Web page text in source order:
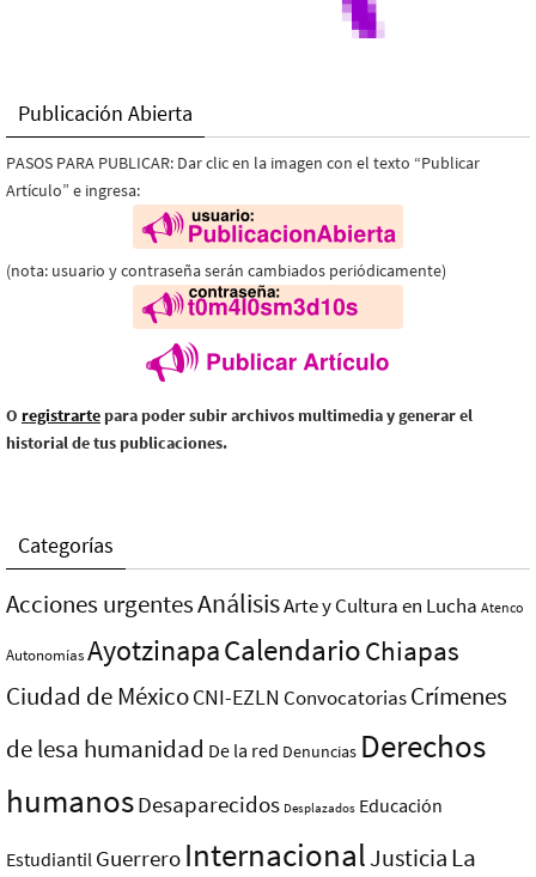
Publicación Abierta
PASOS PARA PUBLICAR: Dar clic en la imagen con el texto “Publicar
Artículo” e ingresa:
(nota: usuario y contraseña serán cambiados periódicamente)
O registrarte para poder subir archivos multimedia y generar el
historial de tus publicaciones.
Categorías
Acciones urgentesAnálisisArte y Cultura en Lucha Atenco
AutonomíasAyotzinapaCalendarioChiapas
Ciudad de MéxicoCNI-EZLN ConvocatoriasCrímenes
de lesa humanidad De la red Denuncias Derechos
humanosDesaparecidos Desplazados Educación
Estudiantil Guerrero InternacionalJusticia La